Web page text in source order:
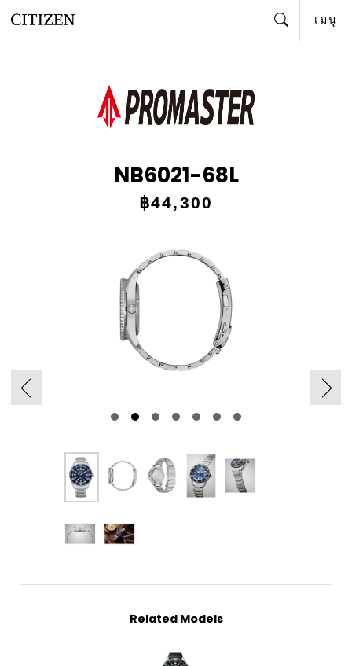
เมนู
NB6021-68L
฿44,300
Related Models